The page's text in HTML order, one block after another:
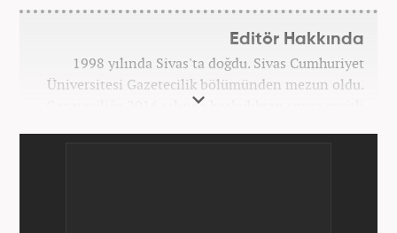
Editör Hakkında
1998 yılında Sivas'ta doğdu. Sivas Cumhuriyet
Üniversitesi Gazetecilik bölümünden mezun oldu.
Gazeteciliğe 2016 yılında başladıktan sonra çeşitli